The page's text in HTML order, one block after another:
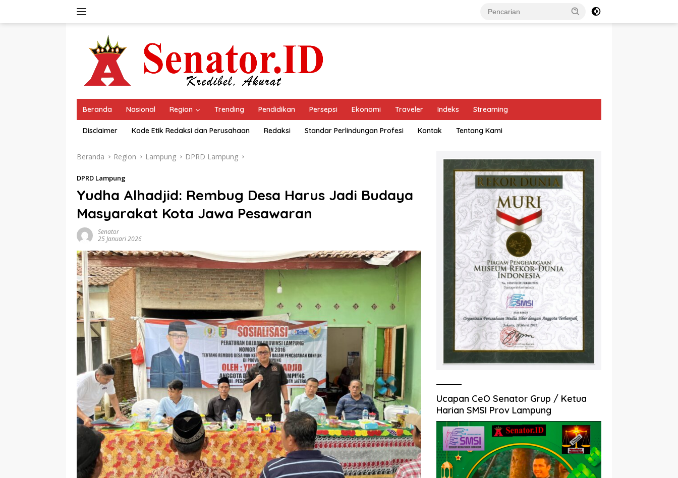
Beranda Nasional Region Trending Pendidikan Persepsi Ekonomi Traveler Indeks Streaming
Disclaimer Kode Etik Redaksi dan Perusahaan Redaksi Standar Perlindungan Profesi Kontak Tentang Kami
Beranda Region Lampung DPRD Lampung
DPRD Lampung
Yudha Alhadjid: Rembug Desa Harus Jadi Budaya
Masyarakat Kota Jawa Pesawaran
Senator
25 Januari 2026
Ucapan CeO Senator Grup / Ketua
Harian SMSI Prov Lampung